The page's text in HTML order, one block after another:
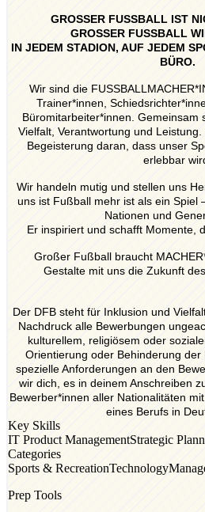
GROSSER FUSSBALL IST
GROSSER FUSSBALL
IN JEDEM STADION, AUF JEDEM
BÜRO.
Wir sind die
Trainer*innen,
Büromitarbeiter*innen. Gemeinsam
Vielfalt, Verantwortung und
Begeisterung daran, dass unser
erlebbar
Wir handeln mutig und stellen uns
uns ist Fußball mehr ist als ein Spiel
Nationen und
Er inspiriert und schafft Momente,
Großer Fußball braucht
Gestalte mit uns die Zukunft
Der DFB steht für Inklusion und
Nachdruck alle Bewerbungen
kulturellem, religiösem oder
Orientierung oder Behinderung der
spezielle Anforderungen an den
wir dich, es in deinem Anschreiben
Bewerber*innen aller Nationalitäten
eines Berufs in
Key Skills
IT Product ManagementStrategic
Categories
Sports & RecreationTechnology
Prep Tools